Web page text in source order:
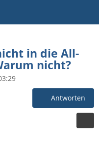
in die All-
nicht?
Antworten